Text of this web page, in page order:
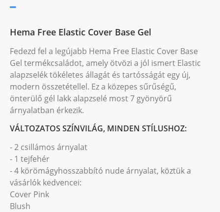
Hema Free Elastic Cover Base Gel
Fedezd fel a legújabb Hema Free Elastic Cover Base
Gel termékcsaládot, amely ötvözi a jól ismert Elastic
alapzselék tökéletes állagát és tartósságát egy új,
modern összetétellel. Ez a közepes sűrűségű,
önterülő gél lakk alapzselé most 7 gyönyörű
árnyalatban érkezik.
VÁLTOZATOS SZÍNVILÁG, MINDEN STÍLUSHOZ:
- 2 csillámos árnyalat
- 1 tejfehér
- 4 körömágyhosszabbító nude árnyalat, köztük a
vásárlók kedvencei:
Cover Pink
Blush